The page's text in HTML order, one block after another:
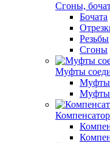
Сгоны,
Бочата
Резьбы
Сгоны
Муфты
Муфты
Муфты